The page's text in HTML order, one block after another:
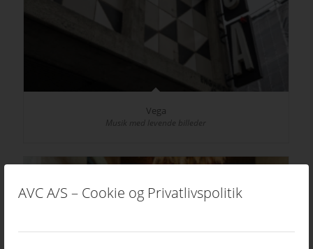
AVC A/S – Cookie og Privatlivspolitik
Vega
Musik med levende billeder